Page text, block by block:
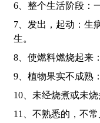
6、整个生活阶段
7、发出，起动：生病。生气。生效。生花之笔。谈笑风
生。
8、使燃料燃烧起来
9、植物果实不成熟
10、未经烧煮或未
11、不熟悉的，不